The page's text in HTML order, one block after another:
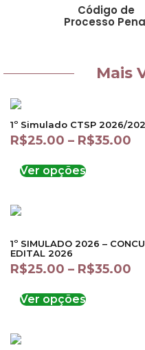
Código de
Processo
Mais
1º Simulado CTSP 2026/
R$25.00 – R$35.00
Ver opções
1º SIMULADO 2026 –
EDITAL 2026
R$25.00 – R$35.00
Ver opções